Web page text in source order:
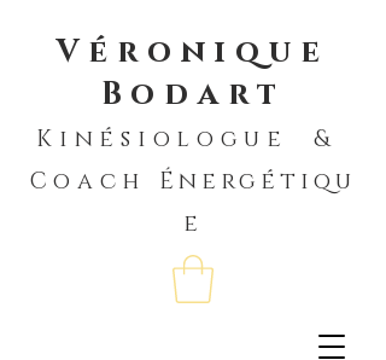
Véronique
Bodart
Kinésiologue &
Coach Énergétiqu
e